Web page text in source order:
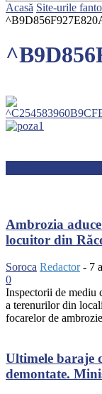
Acasă Site-urile
Ambrozia
locuitor din
Soroca Redactor - 7
0
Inspectorii de mediu
a terenurilor din
focarelor de
Ultimele baraje
demontate.